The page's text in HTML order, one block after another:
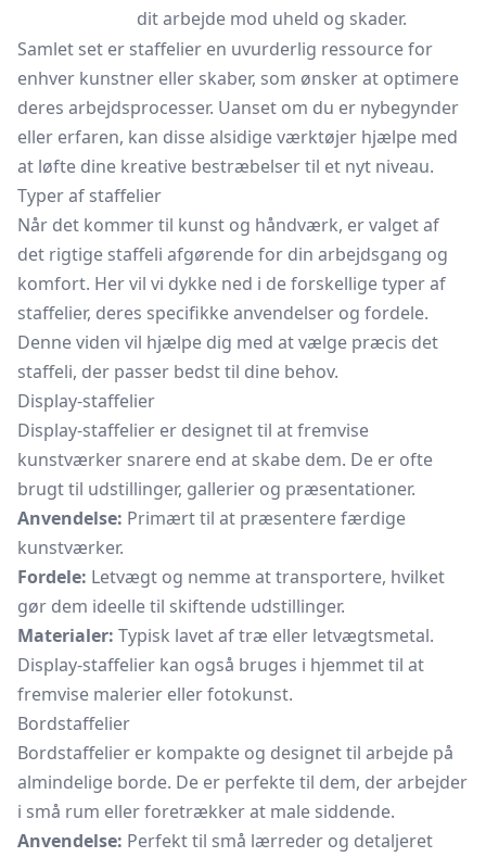
dit arbejde mod uheld og skader.
Samlet set er staffelier en uvurderlig ressource for
enhver kunstner eller skaber, som ønsker at optimere
deres arbejdsprocesser. Uanset om du er nybegynder
eller erfaren, kan disse alsidige værktøjer hjælpe med
at løfte dine kreative bestræbelser til et nyt niveau.
Typer af staffelier
Når det kommer til kunst og håndværk, er valget af
det rigtige staffeli afgørende for din arbejdsgang og
komfort. Her vil vi dykke ned i de forskellige typer af
staffelier, deres specifikke anvendelser og fordele.
Denne viden vil hjælpe dig med at vælge præcis det
staffeli, der passer bedst til dine behov.
Display-staffelier
Display-staffelier er designet til at fremvise
kunstværker snarere end at skabe dem. De er ofte
brugt til udstillinger, gallerier og præsentationer.
Anvendelse: Primært til at præsentere færdige
kunstværker.
Fordele: Letvægt og nemme at transportere, hvilket
gør dem ideelle til skiftende udstillinger.
Materialer: Typisk lavet af træ eller letvægtsmetal.
Display-staffelier kan også bruges i hjemmet til at
fremvise malerier eller fotokunst.
Bordstaffelier
Bordstaffelier er kompakte og designet til arbejde på
almindelige borde. De er perfekte til dem, der arbejder
i små rum eller foretrækker at male siddende.
Anvendelse: Perfekt til små lærreder og detaljeret